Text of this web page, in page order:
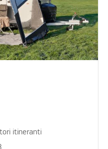
itineranti